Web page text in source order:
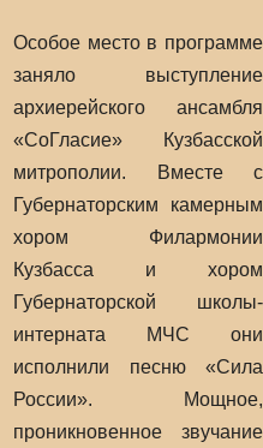
Особое место в программе
заняло выступление
архиерейского ансамбля
«СоГласие» Кузбасской
митрополии. Вместе с
Губернаторским камерным
хором Филармонии
Кузбасса и хором
Губернаторской школы-
интерната МЧС они
исполнили песню «Сила
России». Мощное,
проникновенное звучание